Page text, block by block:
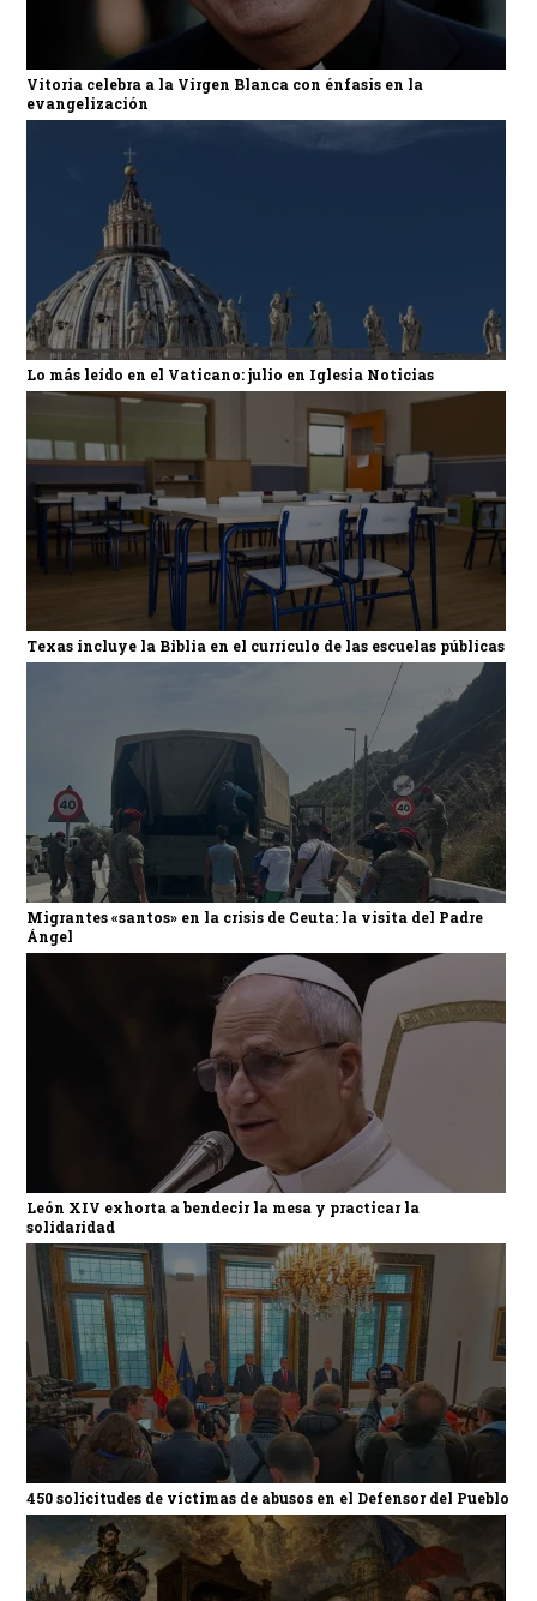
Vitoria celebra a la Virgen Blanca con énfasis en la
evangelización
Lo más leído en el Vaticano: julio en Iglesia Noticias
Texas incluye la Biblia en el currículo de las escuelas públicas
Migrantes «santos» en la crisis de Ceuta: la visita del Padre
Ángel
León XIV exhorta a bendecir la mesa y practicar la
solidaridad
450 solicitudes de víctimas de abusos en el Defensor del Pueblo